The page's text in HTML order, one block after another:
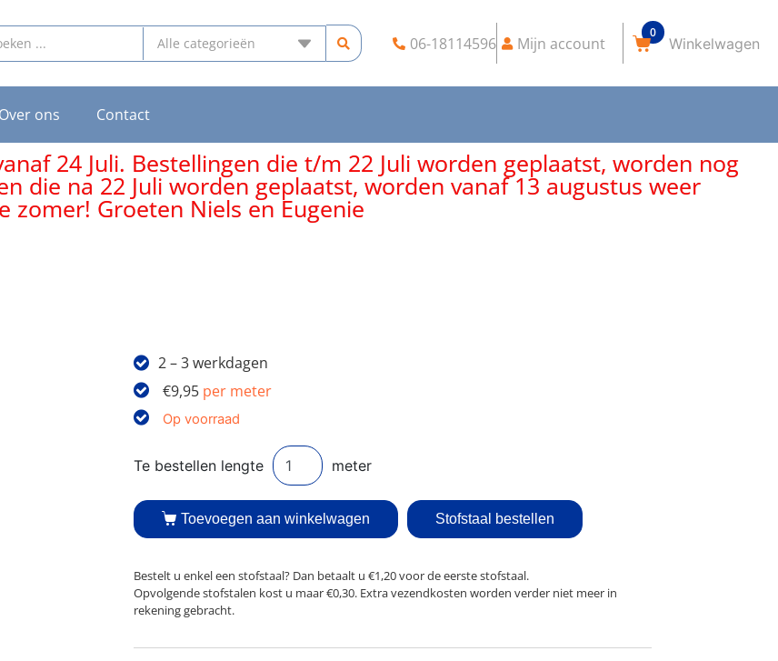
06-18114596 Mijn account
0
Over ons Contact
24 Juli. Bestellingen die t/m 22 Juli worden geplaatst, worden nog
die na 22 Juli worden geplaatst, worden vanaf 13 augustus weer
zomer! Groeten Niels en Eugenie
2 – 3 werkdagen
€9,95 per meter
Op voorraad
Toevoegen aan winkelwagen Stofstaal bestellen
Bestelt u enkel een stofstaal? Dan betaalt u €1,20 voor de eerste stofstaal.
Opvolgende stofstalen kost u maar €0,30. Extra vezendkosten worden verder niet meer in
rekening gebracht.